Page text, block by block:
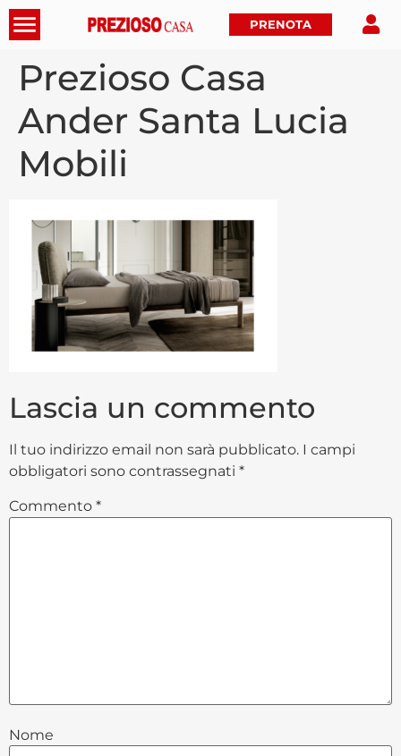
PRENOTA
Prezioso Casa
Ander Santa Lucia
Mobili
Lascia un commento
Il tuo indirizzo email non sarà pubblicato. I campi
obbligatori sono contrassegnati *
Commento *
Nome